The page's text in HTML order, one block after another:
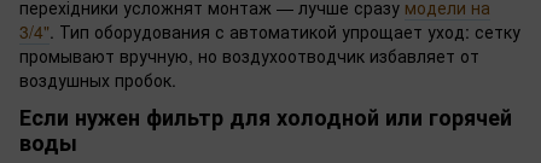
перехідники усложнят монтаж — лучше сразу модели на
3/4". Тип оборудования с автоматикой упрощает уход: сетку
промывают вручную, но воздухоотводчик избавляет от
воздушных пробок.
Если нужен фильтр для холодной или горячей
воды